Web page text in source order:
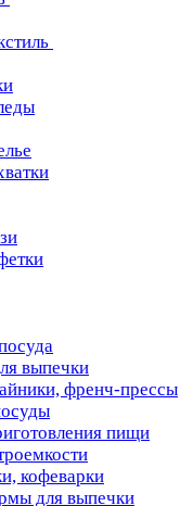
выпечки
френч-прессы
пищи
кофеварки
для выпечки